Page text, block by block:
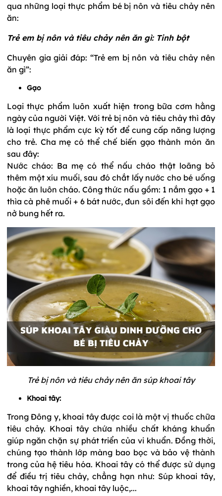
qua những loại thực phẩm bé bị nôn và tiêu chảy nên
ăn:
Trẻ em bị nôn và tiêu chảy nên ăn gì: Tinh bột
Chuyên gia giải đáp: “Trẻ em bị nôn và tiêu chảy nên
ăn gì”:
Gạo
Loại thực phẩm luôn xuất hiện trong bữa cơm hằng
ngày của người Việt. Với trẻ bị nôn và tiêu chảy thì đây
là loại thực phẩm cực kỳ tốt để cung cấp năng lượng
cho trẻ. Cha mẹ có thể chế biến gạo thành món ăn
sau đây:
Nước cháo: Ba mẹ có thể nấu cháo thật loãng bỏ
thêm một xíu muối, sau đó chắt lấy nước cho bé uống
hoặc ăn luôn cháo. Công thức nấu gồm: 1 nắm gạo + 1
thìa cà phê muối + 6 bát nước, đun sôi đến khi hạt gạo
nở bung hết ra.
Trẻ bị nôn và tiêu chảy nên ăn súp khoai tây
Khoai tây:
Trong Đông y, khoai tây được coi là một vị thuốc chữa
tiêu chảy. Khoai tây chứa nhiều chất kháng khuẩn
giúp ngăn chặn sự phát triển của vi khuẩn. Đồng thời,
chúng tạo thành lớp màng bao bọc và bảo vệ thành
trong của hệ tiêu hóa. Khoai tây có thể được sử dụng
để điều trị tiêu chảy, chẳng hạn như: Súp khoai tây,
khoai tây nghiền, khoai tây luộc,...